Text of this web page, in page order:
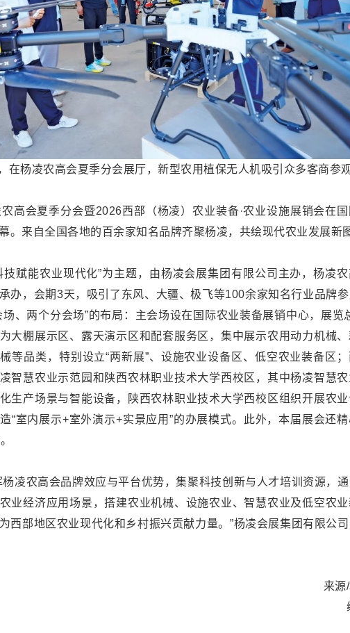
在杨凌农高会夏季分会展厅，新型农用植保无人机吸引众多客商参观
高会夏季分会暨2026西部（杨凌）农业装备·农业设施展销会在
。来自全国各地的百余家知名品牌齐聚杨凌，共绘现代农业发展新
技赋能农业现代化”为主题，由杨凌会展集团有限公司主办，杨凌
办，会期3天，吸引了东风、大疆、极飞等100余家知名行业品牌
场、两个分会场”的布局：主会场设在国际农业装备展销中心，展览
大棚展示区、露天演示区和配套服务区，集中展示农用动力机械
等品类，特别设立“两新展”、设施农业设备区、低空农业装备区
智慧农业示范园和陕西农林职业技术大学西校区，其中杨凌智慧农
生产场景与智能设备，陕西农林职业技术大学西校区组织开展农
“室内展示+室外演示+实景应用”的办展模式。此外，本届展会还
杨凌农高会品牌效应与平台优势，集聚科技创新与人才培训资源，
业经济应用场景，搭建农业机械、设施农业、智慧农业及低空农
西部地区农业现代化和乡村振兴贡献力量。”杨凌会展集团有限公
来源